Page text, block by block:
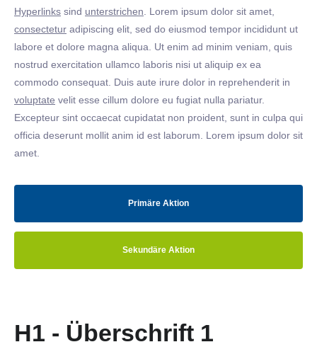
Hyperlinks sind unterstrichen . Lorem ipsum dolor sit amet,
consectetur adipiscing elit, sed do eiusmod tempor incididunt ut
labore et dolore magna aliqua. Ut enim ad minim veniam, quis
nostrud exercitation ullamco laboris nisi ut aliquip ex ea
commodo consequat. Duis aute irure dolor in reprehenderit in
voluptate velit esse cillum dolore eu fugiat nulla pariatur.
Excepteur sint occaecat cupidatat non proident, sunt in culpa qui
officia deserunt mollit anim id est laborum. Lorem ipsum dolor sit
amet.
Primäre Aktion
Sekundäre Aktion
H1 - Überschrift 1